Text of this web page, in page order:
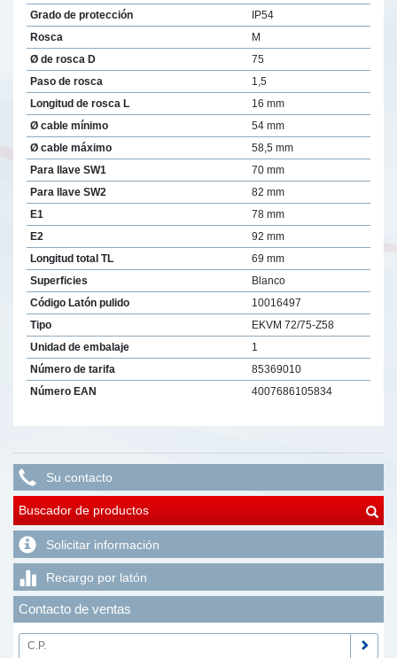
Grado de protección
IP54
Rosca
M
Ø de rosca D
75
Paso de rosca
1,5
Longitud de rosca L
16 mm
Ø cable mínimo
54 mm
Ø cable máximo
58,5 mm
Para llave SW1
70 mm
Para llave SW2
82 mm
E1
78 mm
E2
92 mm
Longitud total TL
69 mm
Superficies
Blanco
Código Latón pulido
10016497
Tipo
EKVM 72/75-Z58
Unidad de embalaje
1
Número de tarifa
85369010
Número EAN
4007686105834
Su contacto
Buscador de productos
Solicitar información
Recargo por latón
Contacto de ventas